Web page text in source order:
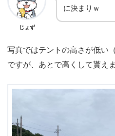
じょず
に決まりｗ
写真ではテントの高さが低い
ですが、あとで高くして貰え